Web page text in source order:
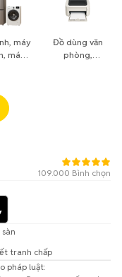
máy
máy
cảnh
Đồ dùng văn
phòng,
109.000 Bình chọn
tranh chấp
pháp luật: